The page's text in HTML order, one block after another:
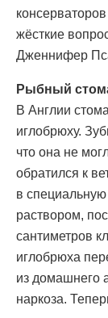
жёсткие
Дженнифер
Рыбный
В Англии
иглобрюху.
что она не
обратился к
в
раствором,
сантиметров
иглобрюха
из домашнего
наркоза.